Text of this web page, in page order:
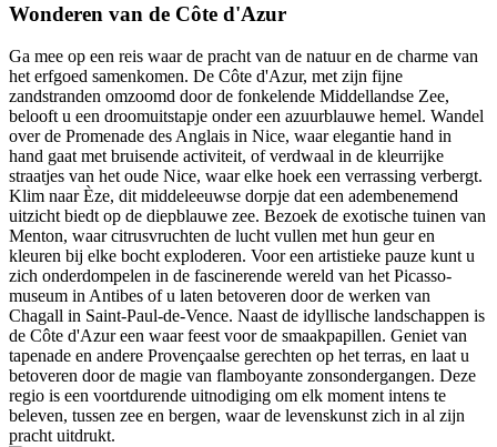
Wonderen van de Côte d'Azur
Ga mee op een reis waar de pracht van de natuur en de charme van
het erfgoed samenkomen. De Côte d'Azur, met zijn fijne
zandstranden omzoomd door de fonkelende Middellandse Zee,
belooft u een droomuitstapje onder een azuurblauwe hemel. Wandel
over de Promenade des Anglais in Nice, waar elegantie hand in
hand gaat met bruisende activiteit, of verdwaal in de kleurrijke
straatjes van het oude Nice, waar elke hoek een verrassing verbergt.
Klim naar Èze, dit middeleeuwse dorpje dat een adembenemend
uitzicht biedt op de diepblauwe zee. Bezoek de exotische tuinen van
Menton, waar citrusvruchten de lucht vullen met hun geur en
kleuren bij elke bocht exploderen. Voor een artistieke pauze kunt u
zich onderdompelen in de fascinerende wereld van het Picasso-
museum in Antibes of u laten betoveren door de werken van
Chagall in Saint-Paul-de-Vence. Naast de idyllische landschappen is
de Côte d'Azur een waar feest voor de smaakpapillen. Geniet van
tapenade en andere Provençaalse gerechten op het terras, en laat u
betoveren door de magie van flamboyante zonsondergangen. Deze
regio is een voortdurende uitnodiging om elk moment intens te
beleven, tussen zee en bergen, waar de levenskunst zich in al zijn
pracht uitdrukt.